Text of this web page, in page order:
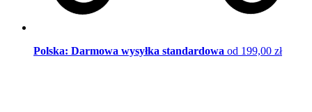
Polska: Darmowa wysyłka standardowa od 199,00 zł